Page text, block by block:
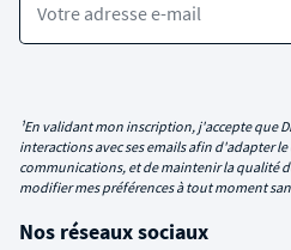
Votre adresse e-mail
¹En validant mon inscription, j'accepte que
interactions avec ses emails afin d'adapter
communications, et de maintenir la qualité
modifier mes préférences à tout moment
Nos réseaux sociaux